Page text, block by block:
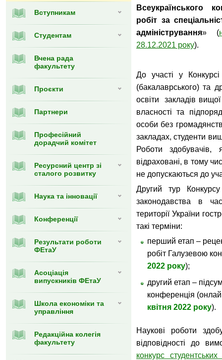
Вступникам
Студентам
Вчена рада
факультету
Проєкти
Партнери
Професійний
дорадчий комітет
Ресурсний центр зі
сталого розвитку
Наука та інновації
Конференції
Результати роботи
ФЕтаУ
Асоціація
випускників ФЕтаУ
Школа економіки та
управління
Редакційна колегія
факультету
Всеукраїнського
робіт за
адміністрування» (
28.12.2021 року).
До участі у
(бакалаврського) та
освіти закладів
власності та
особи без
закладах, студенти
Роботи
відраховані, в тому
не допускаються до
Другий тур
законодавства в
території України
такі терміни:
перший етап –
робіт Галузевою
2022 року);
другий етап –
конференція
квітня 2022 року).
Наукові роботи
відповідності до
конкурс